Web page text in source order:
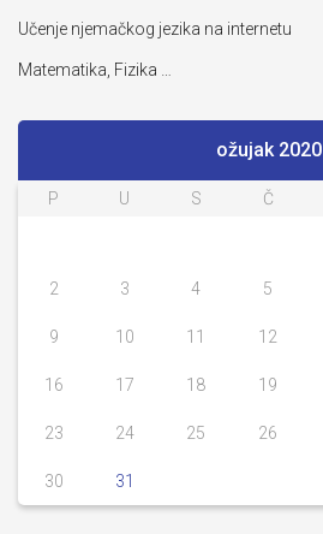
Učenje njemačkog jezika na internetu
Matematika, Fizika …
ožujak 2020
P U S Č
2 3 4 5
9 10 11 12
16 17 18 19
23 24 25 26
30 31